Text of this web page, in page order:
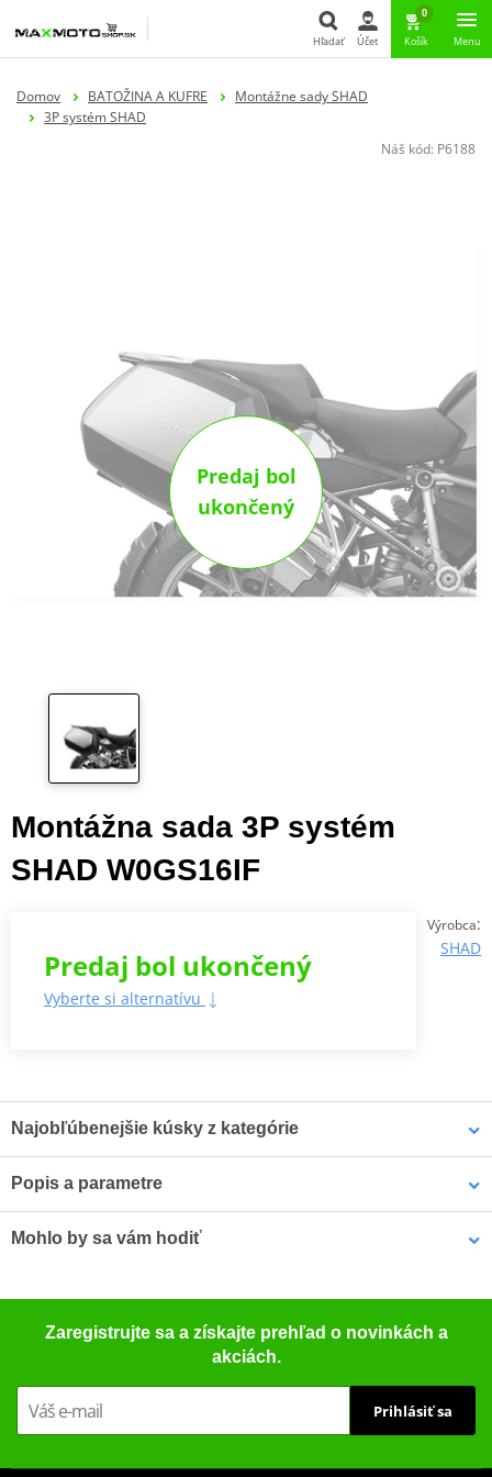
Hľadať Účet
0
Košík Menu
Domov BATOŽINA A KUFRE
Montážne sady SHAD
3P systém SHAD
Náš kód: P6188
Predaj bol
ukončený
Montážna sada 3P systém
SHAD W0GS16IF
Výrobca:
SHAD
Predaj bol ukončený
Vyberte si alternatívu
Najobľúbenejšie kúsky z kategórie
Popis a parametre
patentovaný, 3-bodový systém uchycení bočního kufru na
- Integrovaný design: montážní sada nijak významně nenarušuje
- Lehkost: nízká hmotnost, která nemá téměř žádný vliv na těžiště
motorky, čímž se zvyšuje bezpečnost.
- Snadná montáž.
Mohlo by sa vám hodiť
Zaregistrujte sa a získajte prehľad o novinkách a
akciách.
Prihlásiť sa